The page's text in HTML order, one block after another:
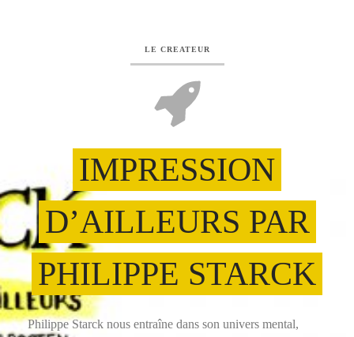
LE CREATEUR
IMPRESSION
D’AILLEURS PAR
PHILIPPE STARCK
Philippe Starck nous entraîne dans son univers mental,